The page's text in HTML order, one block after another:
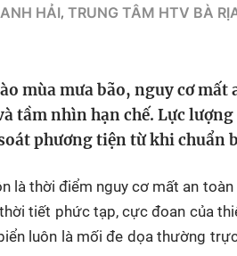
Phóng sự
văn hóa Thành phố không
ngủ
Bé xem gì
Mái ấm gia đình
HẢI, TRUNG TÂM HTV BÀ
mùa mưa bão, nguy cơ
tầm nhìn hạn chế. Lực
phương tiện từ khi chuẩn
là thời điểm nguy cơ mất an
tiết phức tạp, cực đoan của
luôn là mối đe dọa thường